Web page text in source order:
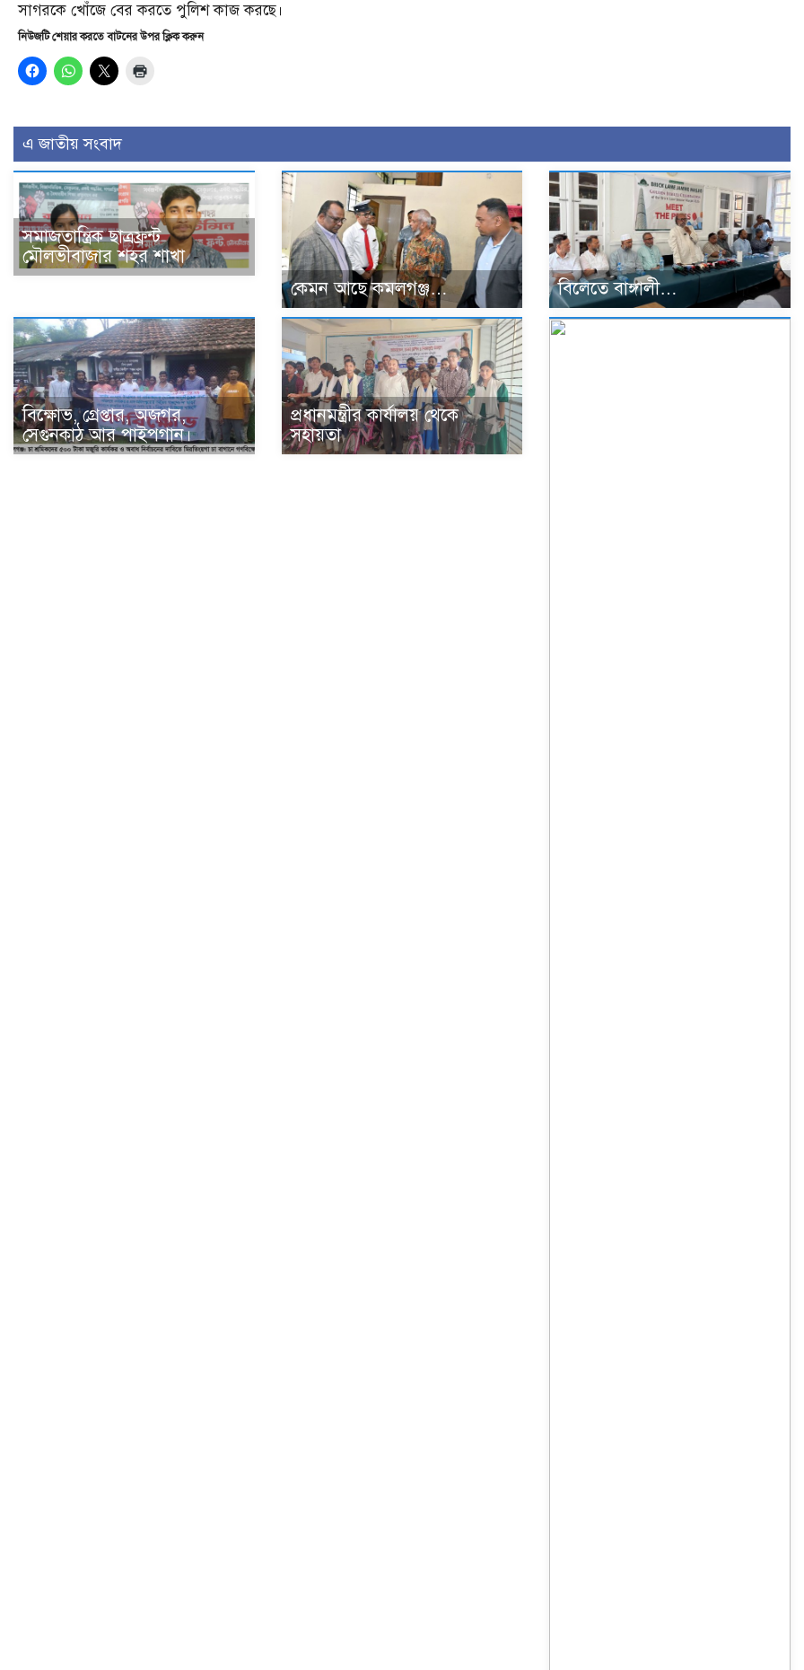
সাগরকে খোঁজে বের করতে পুলিশ কাজ করছে।
নিউজটি শেয়ার করতে বাটনের উপর ক্লিক করুন
এ জাতীয় সংবাদ
সমাজতান্ত্রিক ছাত্রফ্রন্ট
মৌলভীবাজার শহর শাখা
কেমন আছে কমলগঞ্জ…
বিলেতে বাঙ্গালী…
বিক্ষোভ, গ্রেপ্তার, অজগর,
সেগুনকাঠ আর পাইপগান।
প্রধানমন্ত্রীর কার্যালয় থেকে
সহায়তা